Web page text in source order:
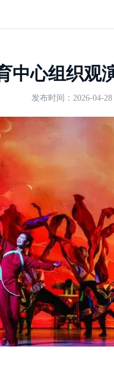
中心组织观
发布时间：2026-04-28